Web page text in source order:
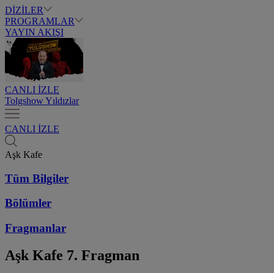
DİZİLER
PROGRAMLAR
YAYIN AKIŞI
CANLI İZLE
Tolgshow Yıldızlar
CANLI İZLE
Aşk Kafe
Tüm Bilgiler
Bölümler
Fragmanlar
Aşk Kafe 7. Fragman